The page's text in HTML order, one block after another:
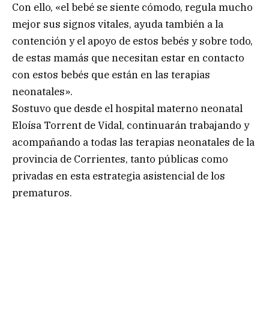
Con ello, «el bebé se siente cómodo, regula mucho
mejor sus signos vitales, ayuda también a la
contención y el apoyo de estos bebés y sobre todo,
de estas mamás que necesitan estar en contacto
con estos bebés que están en las terapias
neonatales».
Sostuvo que desde el hospital materno neonatal
Eloísa Torrent de Vidal, continuarán trabajando y
acompañando a todas las terapias neonatales de la
provincia de Corrientes, tanto públicas como
privadas en esta estrategia asistencial de los
prematuros.